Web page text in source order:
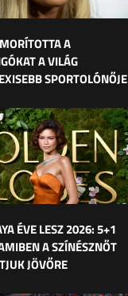
A
A VILÁG
SPORTOLÓNŐJE
ÉVE LESZ 2026: 5+1
A SZÍNÉSZNŐT
JÖVŐRE